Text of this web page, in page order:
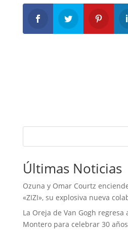
Últimas Noticias
Ozuna y Omar Courtz
«ZIZI», su explosiva nueva
La Oreja de Van Gogh regresa
Montero para celebrar 30